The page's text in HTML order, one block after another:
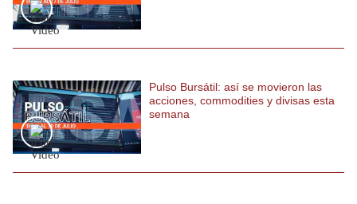
Política
De
Privacidad
Cookies
Preguntas
Frecuentes
Pulso Bursátil: así se movieron las
acciones, commodities y divisas esta
semana